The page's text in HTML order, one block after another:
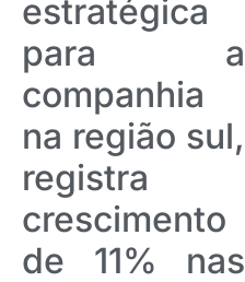
estratégica
para a
companhia
na região sul,
registra
crescimento
de 11% nas